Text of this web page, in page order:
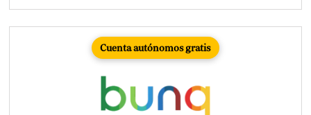
Cuenta autónomos gratis